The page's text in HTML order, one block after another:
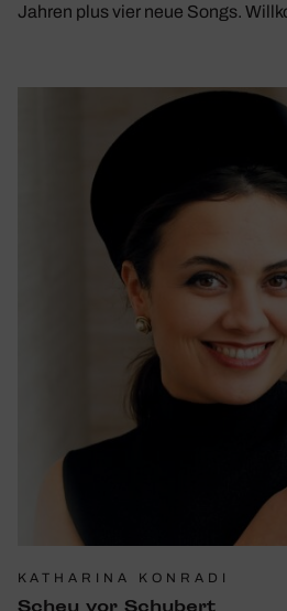
Jahren plus vier neue Songs.
KATHARINA KONRADI